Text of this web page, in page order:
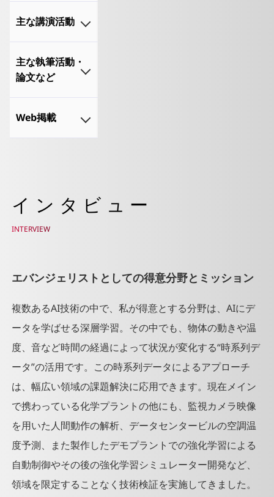
会
主な講演活動
Compute
Project
Computing
Industrial
Revolution,
Challenges
Manufactur
AI”
AI/人工知能
Expo 2019
ミニセミナ
ー “AIを用い
たIoTデータ
分析事例と
今後の展開”
東北大学講
義「2020年
度〜2022年
度 人工知
能エレクト
主な執筆活動・
論文など
とビジネス
月、機関誌
会全国大会
ストリアル
セッション
「NTTコミ
ュニケーシ
ョンズのデ
ータ分析に
関する取り
組みのご紹
介」
Web掲載
製造業が直
面する課題
の解決に貢
ュニケーシ
*PDF
プラント設
備の制御を
AIで、NTT
コムが横河
電機と共同
開発（日経
クロステッ
ク）
インタビュー
INTERVIEW
エバンジェリストとしての得意分野とミッション
複数あるAI技術の中で、私が得意とする分野は、AIにデ
ータを学ばせる深層学習。その中でも、物体の動きや温
度、音など時間の経過によって状況が変化する“時系列デ
ータ”の活用です。この時系列データによるアプローチ
は、幅広い領域の課題解決に応用できます。現在メイン
で携わっている化学プラントの他にも、監視カメラ映像
を用いた人間動作の解析、データセンタービルの空調温
度予測、また製作したデモプラントでの強化学習による
自動制御やその後の強化学習シミュレーター開発など、
領域を限定することなく技術検証を実施してきました。